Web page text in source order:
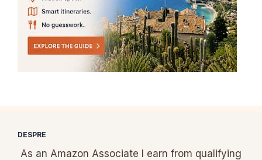
DESPRE
As an Amazon Associate I earn from qualifying